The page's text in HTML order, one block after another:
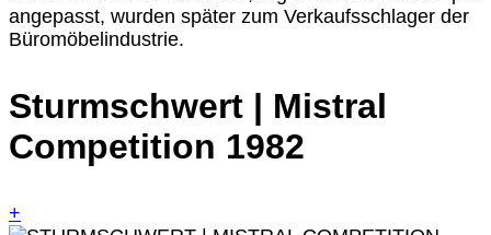
angepasst, wurden später zum Verkaufsschlager der
Büromöbelindustrie.
Sturmschwert | Mistral
Competition 1982
+